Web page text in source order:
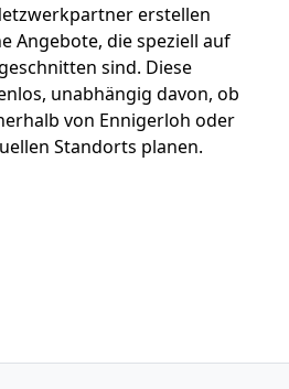
erstellen
Angebote, die speziell auf
sind. Diese
unabhängig davon, ob
von Ennigerloh oder
Standorts planen.